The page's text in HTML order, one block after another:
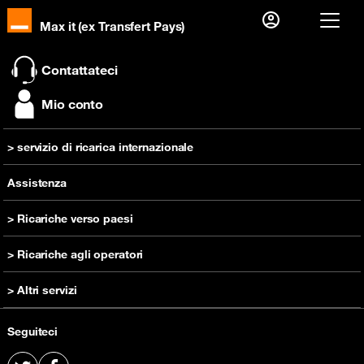
Max it (ex Transfert Pays)
Già cliente?
Prima visita?
Creare il tuo account
Seguiteci
> servizio di ricarica internazionale
inviare una ricarica
Assistenza
> Ricariche verso paesi
Ricarica Camerun
Ricarica RD Congo
Ricarica Costa d'Avorio
Ricarica Madagascar
> Ricariche agli operatori
Ricarica Orange Camerun
Ricarica Orange RD Congo
Ricarica Orange Costa d'Avorio
Ricarica Orange Guinea
> Altri servizi
Offerta prepagata
Contattateci
Mio conto